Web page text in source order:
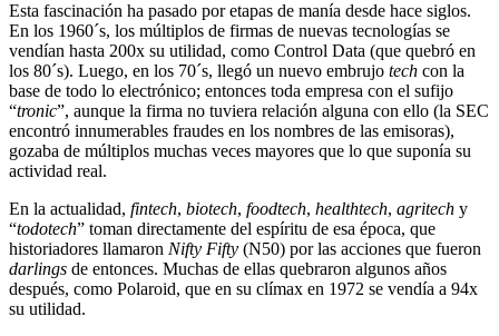
Esta fascinación ha pasado por etapas de manía desde hace siglos.
En los 1960´s, los múltiplos de firmas de nuevas tecnologías se
vendían hasta 200x su utilidad, como Control Data (que quebró en
los 80´s). Luego, en los 70´s, llegó un nuevo embrujo tech con la
base de todo lo electrónico; entonces toda empresa con el sufijo
“tronic”, aunque la firma no tuviera relación alguna con ello (la SEC
encontró innumerables fraudes en los nombres de las emisoras),
gozaba de múltiplos muchas veces mayores que lo que suponía su
actividad real.
En la actualidad, fintech, biotech, foodtech, healthtech, agritech y
“todotech” toman directamente del espíritu de esa época, que
historiadores llamaron Nifty Fifty (N50) por las acciones que fueron
darlings de entonces. Muchas de ellas quebraron algunos años
después, como Polaroid, que en su clímax en 1972 se vendía a 94x
su utilidad.